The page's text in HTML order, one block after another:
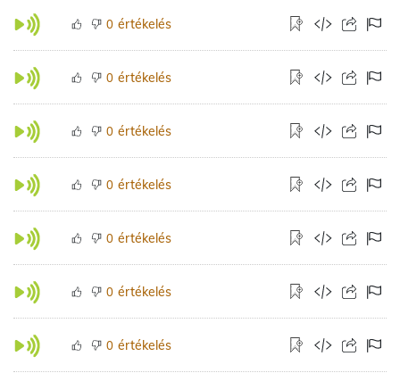
0 értékelés
0 értékelés
0 értékelés
0 értékelés
0 értékelés
0 értékelés
0 értékelés